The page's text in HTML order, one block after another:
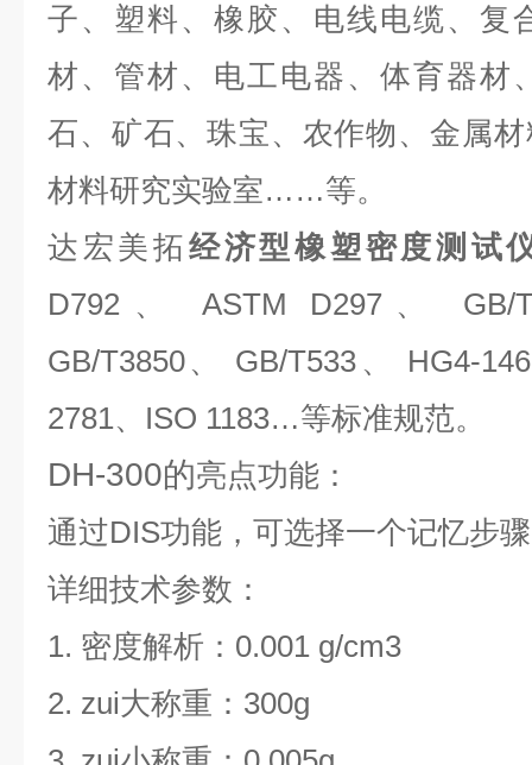
子、塑料、 橡胶、电线电缆、 复
材、管材、 电工电器、体育器材
石、矿石、珠宝、农作物、金属
材料研究实验室……等。
达宏美拓经济型橡塑密度测试
D792、 ASTM D297、 GB/
GB/T3850、 GB/T533、 HG4-
2781、ISO 1183…等标准规范。
DH-300的亮点功能：
通过DIS功能，可选择一个记忆步
详细技术参数：
1. 密度解析：0.001 g/cm3
2. zui大称重：300g